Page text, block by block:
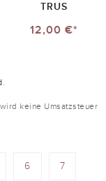
TRUS
12,00 €*
.
keine Umsatzsteuer
6 7